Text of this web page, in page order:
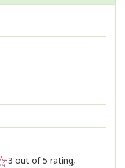
3 out of 5 rating,